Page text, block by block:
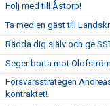
Följ med till Åstorp!
Ta med en gäst till
Rädda dig själv och ge
Seger borta mot Olofström
Försvarsstrategen
kontraktet!